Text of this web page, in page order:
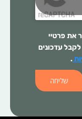
את פרטיי
עדכונים
.
שליחה